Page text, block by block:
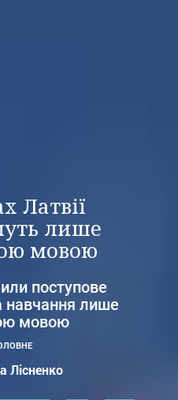
Латвії
лише
мовою
поступове
навчання лише
мовою
Лісненко